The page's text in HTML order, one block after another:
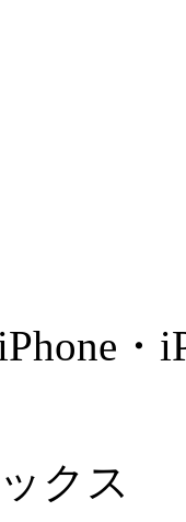
・
クス